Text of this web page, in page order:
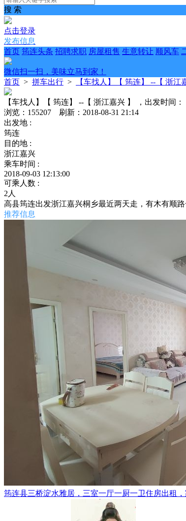
搜 索
点击登录
发布信息
首页 筠连头条 招聘求职 房屋租售 生意转让 顺风车
微信扫一扫，美味立马到家！
首页 > 拼车出行 > 【车找人】【 筠连】 --【 浙江
【车找人】【 筠连】 --【 浙江嘉兴 】 ，出发时间：
浏览：155207 刷新：2018-08-31 21:14
出发地 :
筠连
目的地 :
浙江嘉兴
乘车时间 :
2018-09-03 12:13:00
可乘人数 :
2人
高县筠连出发浙江嘉兴桐乡最近两天走，有木有顺
推荐信息
筠连县三桥淀水雅居，三室一厅一厨一卫住房出租